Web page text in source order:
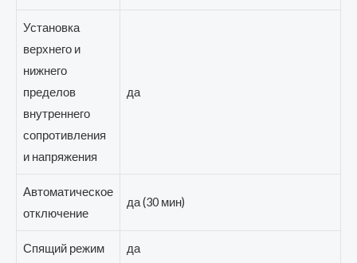
Установка
верхнего и
нижнего
пределов
внутреннего
сопротивления
и напряжения
да
Автоматическое
отключение
да (30 мин)
Спящий режим да